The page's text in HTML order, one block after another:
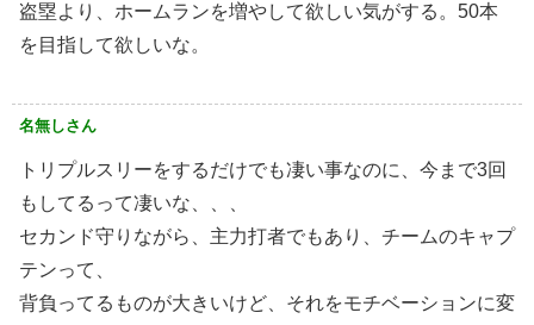
盗塁より、ホームランを増やして欲しい気がする。50本
を目指して欲しいな。
名無しさん
トリプルスリーをするだけでも凄い事なのに、今まで3回
もしてるって凄いな、、、
セカンド守りながら、主力打者でもあり、チームのキャプ
テンって、
背負ってるものが大きいけど、それをモチベーションに変